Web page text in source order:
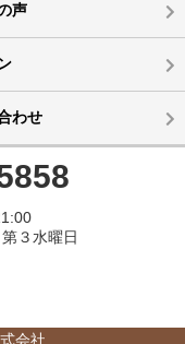
声
わせ
３水曜日
会社